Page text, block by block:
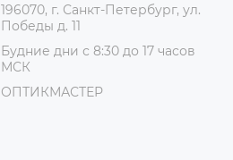
196070, г. Санкт-Петербург, ул.
Победы д. 11
Будние дни с 8:30 до 17 часов
МСК
ОПТИКМАСТЕР